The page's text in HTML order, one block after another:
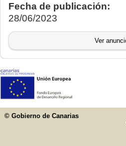
Fecha de publicación:
28/06/2023
Ver
© Gobierno de Canarias